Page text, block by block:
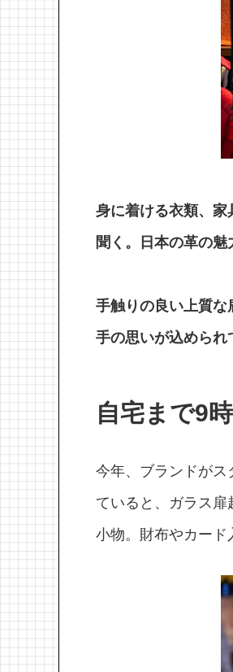
身に着ける衣類、家
聞く。日本の革の魅
手触りの良い上質な
手の思いが込められ
自宅まで9
今年、ブランドがス
ていると、ガラス
小物。財布やカード